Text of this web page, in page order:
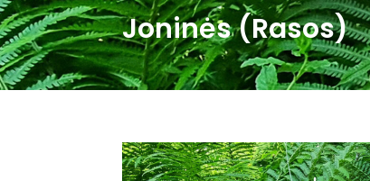
Joninės (Rasos)